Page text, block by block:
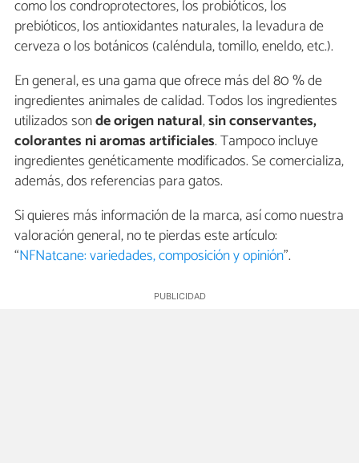
como los condroprotectores, los probióticos, los
prebióticos, los antioxidantes naturales, la levadura de
cerveza o los botánicos (caléndula, tomillo, eneldo, etc.).
En general, es una gama que ofrece más del 80 % de
ingredientes animales de calidad. Todos los ingredientes
utilizados sonde origen natural,sin conservantes,
colorantes ni aromas artificiales. Tampoco incluye
ingredientes genéticamente modificados. Se comercializa,
además, dos referencias para gatos.
Si quieres más información de la marca, así como nuestra
valoración general, no te pierdas este artículo:
“NFNatcane: variedades, composición y opinión”.